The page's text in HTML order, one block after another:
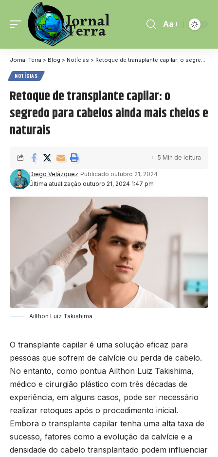
Aa
Jornal Terra > Blog > Notícias > Retoque de transplante capilar: o segredo para cabelos ainda mais cheios e naturais
NOTÍCIAS
Retoque de transplante capilar: o
segredo para cabelos ainda mais cheios e
naturais
Última atualização outubro 21, 2024 1:47 pm
Diego Velázquez Publicado outubro 21, 2024
5 Min de leitura
Ailthon Luiz Takishima
O transplante capilar é uma solução eficaz para
pessoas que sofrem de calvície ou perda de cabelo.
No entanto, como pontua Ailthon Luiz Takishima,
médico e cirurgião plástico com três décadas de
experiência, em alguns casos, pode ser necessário
realizar retoques após o procedimento inicial.
Embora o transplante capilar tenha uma alta taxa de
sucesso, fatores como a evolução da calvície e a
densidade do cabelo transplantado podem influenciar